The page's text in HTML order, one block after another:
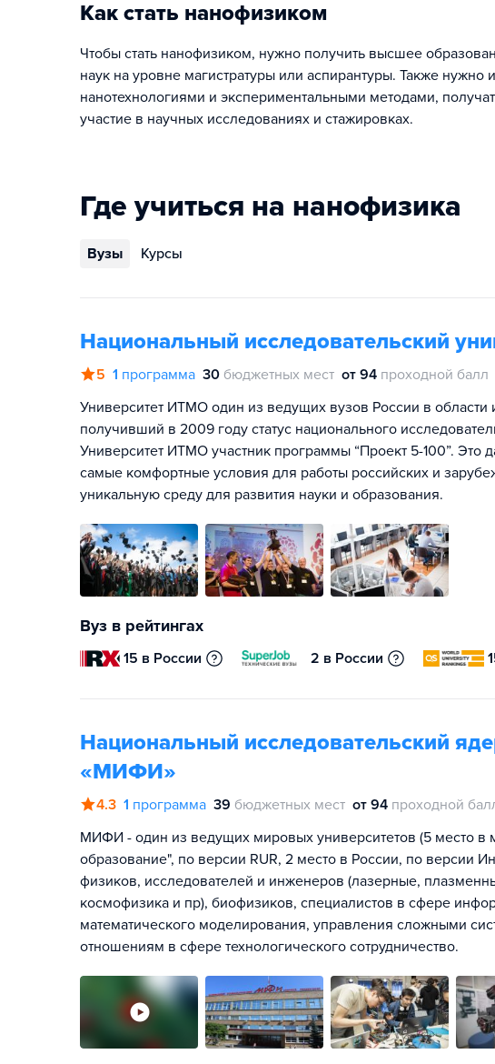
Как стать нанофизиком
Чтобы стать нанофизиком, нужно получить высшее
наук на уровне магистратуры или аспирантуры. Также нужно
нанотехнологиями и экспериментальными методами,
участие в научных исследованиях и стажировках.
Где учиться на нанофизика
Вузы Курсы
Национальный исследовательский
5 1 программа 30 бюджетных мест от 94 проходной балл
Университет ИТМО один из ведущих вузов России в
получивший в 2009 году статус национального
Университет ИТМО участник программы “Проект 5-100”. Это
самые комфортные условия для работы российских и
уникальную среду для развития науки и образования.
Вуз в рейтингах
15 в России 2 в России
Национальный исследовательский
«МИФИ»
4.3 1 программа 39 бюджетных мест от 94 проходной
МИФИ - один из ведущих мировых университетов (5 место
образование", по версии RUR, 2 место в России, по версии
физиков, исследователей и инженеров (лазерные,
космофизика и пр), биофизиков, специалистов в сфере
математического моделирования, управления сложными
отношениям в сфере технологического сотрудничество.